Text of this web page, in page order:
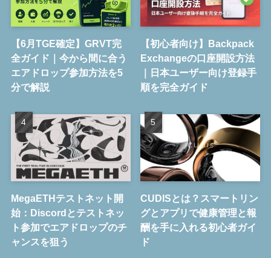
【6月TGE確定】GRVT完
全ガイド｜今から間に合う
エアドロップ参加方法を5
分で解説
【初心者向け】Backpack
Exchangeの口座開設方法
｜日本ユーザー向け登録手
順を完全ガイド
MegaETHテストネット開
始：Discordとテストネッ
ト参加でエアドロップのチ
ャンスを狙う
CUDISとは？スマートリン
グとアプリで健康管理と報
酬を手に入れる初心者ガイ
ド